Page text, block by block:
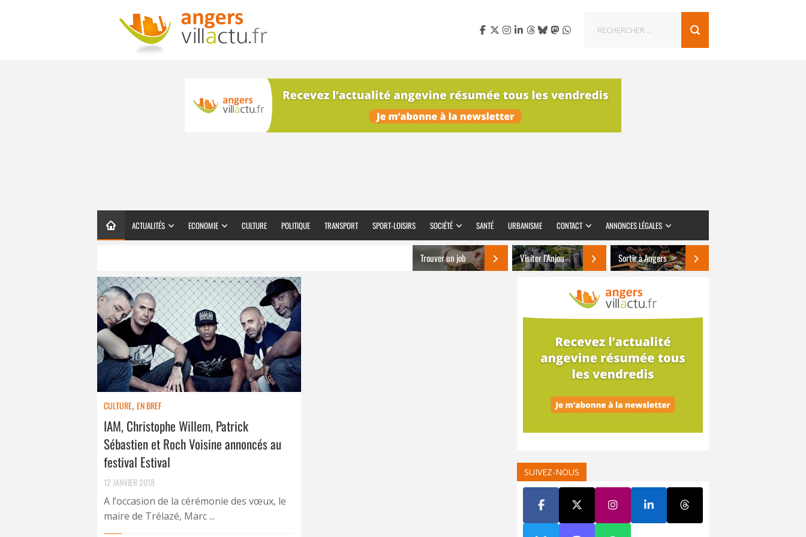
ACTUALITÉS ECONOMIE CULTURE POLITIQUE TRANSPORT SPORT-LOISIRS SOCIÉTÉ SANTÉ URBANISME CONTACT ANNONCES LÉGALES
Trouver un job Visiter l’Anjou Sortir à Angers
CULTURE, EN BREF
IAM, Christophe Willem, Patrick
Sébastien et Roch Voisine annoncés au
festival Estival
12 JANVIER 2018
A l’occasion de la cérémonie des vœux, le
maire de Trélazé, Marc ...
SUIVEZ-NOUS